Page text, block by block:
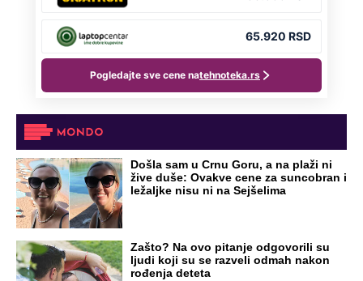
Došla sam u Crnu Goru, a na plaži ni
žive duše: Ovakve cene za suncobran i
ležaljke nisu ni na Sejšelima
Zašto? Na ovo pitanje odgovorili su
ljudi koji su se razveli odmah nakon
rođenja deteta